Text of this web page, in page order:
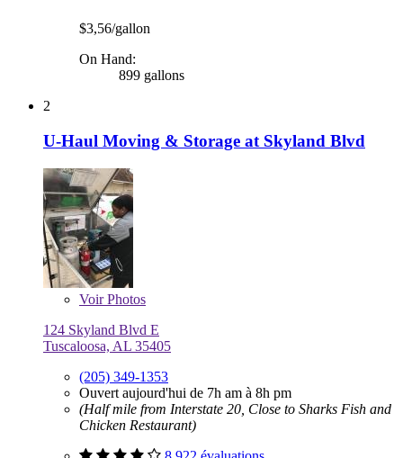
$3,56/gallon
On Hand:
899 gallons
2
U-Haul Moving & Storage at Skyland Blvd
VoirPhotos
124 Skyland Blvd E
Tuscaloosa, AL 35405
(205) 349-1353
Ouvert aujourd'hui de 7h am à 8h pm
(Half mile from Interstate 20, Close to Sharks Fish and
Chicken Restaurant)